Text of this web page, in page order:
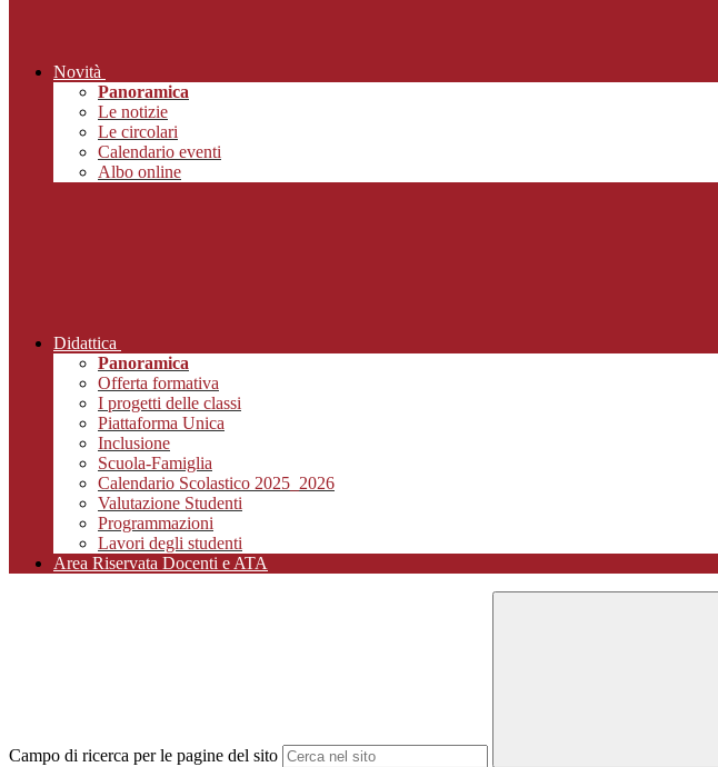
Novità
Panoramica
Le notizie
Le circolari
Calendario eventi
Albo online
Didattica
Panoramica
Offerta formativa
I progetti delle classi
Piattaforma Unica
Inclusione
Scuola-Famiglia
Calendario Scolastico 2025_2026
Valutazione Studenti
Programmazioni
Lavori degli studenti
Area Riservata Docenti e ATA
Campo di ricerca per le pagine del sito